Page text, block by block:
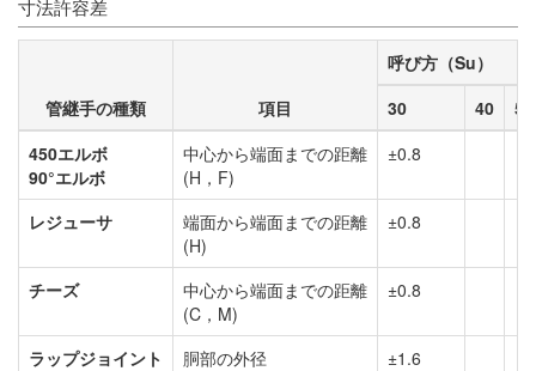
寸法許容差
管継手の種類 項目
呼び方（Su）
30
40
50
450エルボ
90°エルボ
中心から端面までの距離
(H，F)
±0.8
レジューサ
端面から端面までの距離
(H)
±0.8
チーズ
中心から端面までの距離
(C，M)
±0.8
ラップジョイント 胴部の外径
±1.6